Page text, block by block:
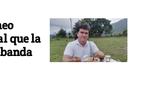
que la